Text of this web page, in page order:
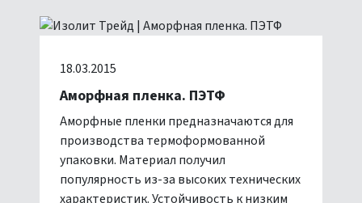
18.03.2015
Аморфная пленка. ПЭТФ
Аморфные пленки предназначаются для
производства термоформованной
упаковки. Материал получил
популярность из-за высоких технических
характеристик. Устойчивость к низким